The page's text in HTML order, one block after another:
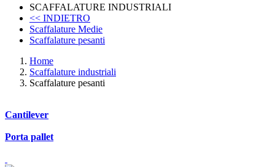
SCAFFALATURE INDUSTRIALI
<< INDIETRO
Scaffalature Medie
Scaffalature pesanti
Home
Scaffalature industriali
Scaffalature pesanti
Cantilever
Porta pallet